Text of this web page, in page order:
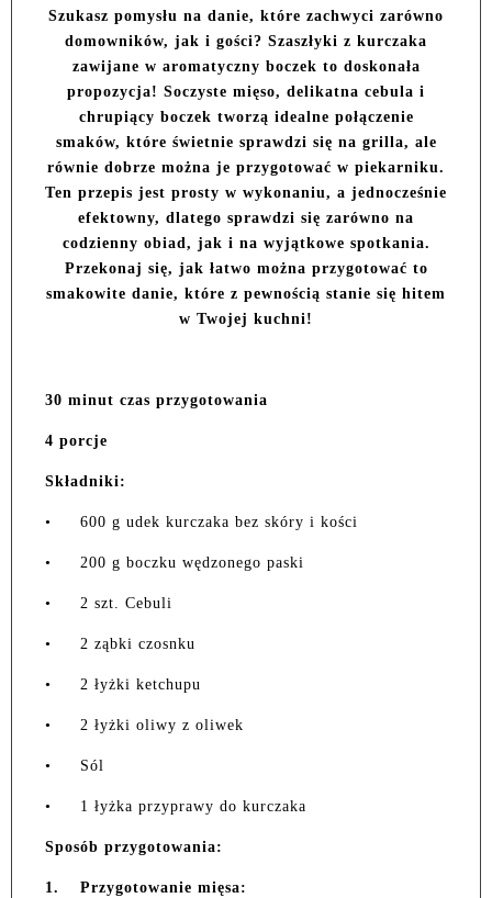
Szukasz pomysłu na danie, które zachwyci zarówno
domowników, jak i gości? Szaszłyki z kurczaka
zawijane w aromatyczny boczek to doskonała
propozycja! Soczyste mięso, delikatna cebula i
chrupiący boczek tworzą idealne połączenie
smaków, które świetnie sprawdzi się na grilla, ale
równie dobrze można je przygotować w piekarniku.
Ten przepis jest prosty w wykonaniu, a jednocześnie
efektowny, dlatego sprawdzi się zarówno na
codzienny obiad, jak i na wyjątkowe spotkania.
Przekonaj się, jak łatwo można przygotować to
smakowite danie, które z pewnością stanie się hitem
w Twojej kuchni!
30 minut czas przygotowania
4 porcje
Składniki:
• 600 g udek kurczaka bez skóry i kości
• 200 g boczku wędzonego paski
• 2 szt. Cebuli
• 2 ząbki czosnku
• 2 łyżki ketchupu
• 2 łyżki oliwy z oliwek
• Sól
• 1 łyżka przyprawy do kurczaka
Sposób przygotowania:
1. Przygotowanie mięsa: